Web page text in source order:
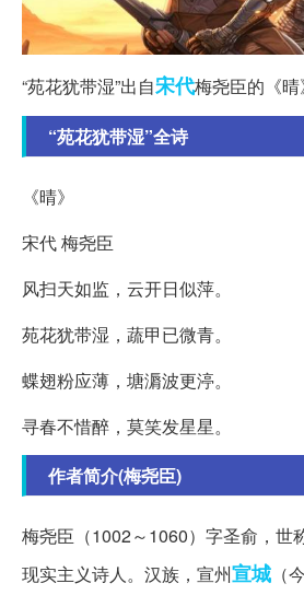
“苑花犹带湿”出自宋代梅尧臣的《晴
“苑花犹带湿”全诗
《晴》
宋代 梅尧臣
风扫天如监，云开日似萍。
苑花犹带湿，蔬甲已微青。
蝶翅粉应薄，塘漘波更渟。
寻春不惜醉，莫笑发星星。
作者简介(梅尧臣)
梅尧臣（1002～1060）字圣俞，世
现实主义诗人。汉族，宣州宣城 （